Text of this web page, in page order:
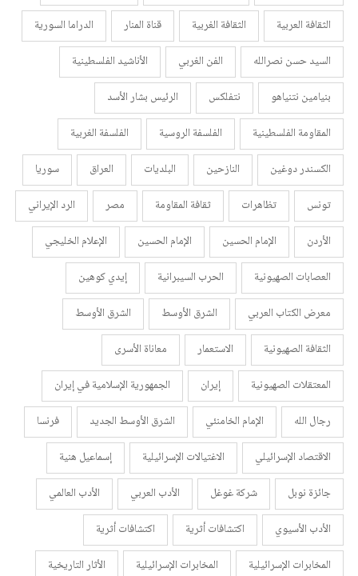
الثقافة العربية
الثقافة الغربية قناة المنار
الدراما السورية
السيد حسن نصرالله
الفن الغربي
الأناشيد الفلسطينية
بنيامين نتنياهو
نتفلكس
الرئيس بشار الأسد
المقاومة الفلسطينية
الفلسفة الروسية
الفلسفة الغربية
الكسندر دوغين
النازحين البلديات العراق
سوريا
تونس
تظاهرات ثقافة المقاومة مصر
الرد الإيراني
الأردن
الإمام الحسين الإمام الحسين
الإعلام الخليجي
العصابات الصهيونية
الحرب السيبرانية
إيدي كوهين
معرض الكتاب العربي
الشرق الأوسط
الشرق الأوسط
الثقافة الصهيونية
الاستعمار
معاناة الأسرى
المعتقلات الصهيونية
إيران
الجمهورية الإسلامية في إيران
رجال الله
الإمام الخامنئي الشرق الأوسط الجديد
فرنسا
الاقتصاد الإسرائيلي
الاغتيالات الإسرائيلية
إسماعيل هنية
جائزة نوبل
شركة غوغل الأدب العربي
الأدب العالمي
الأدب الأسيوي
اكتشافات أثرية
اكتشافات أثرية
المخابرات الإسرائيلية
المخابرات الإسرائيلية
الأثار التاريخية